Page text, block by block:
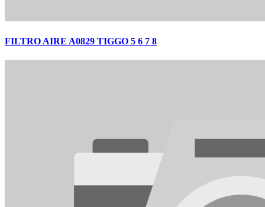
FILTRO AIRE A0829 TIGGO 5 6 7 8